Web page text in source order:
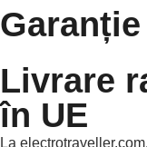
Livrare
în UE
La